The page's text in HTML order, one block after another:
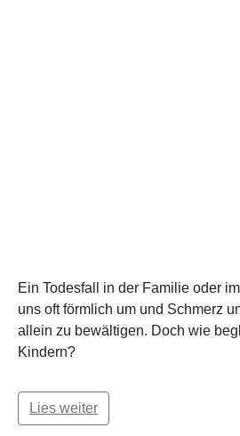
Ein Todesfall in der Familie oder
uns oft förmlich um und Schmerz
allein zu bewältigen. Doch wie
Kindern?
Lies weiter